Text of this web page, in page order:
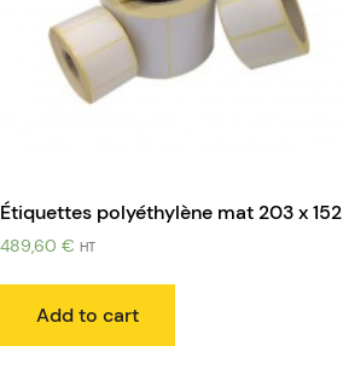
Étiquettes polyéthylène mat 203 x 152
489,60 € HT
Add to cart